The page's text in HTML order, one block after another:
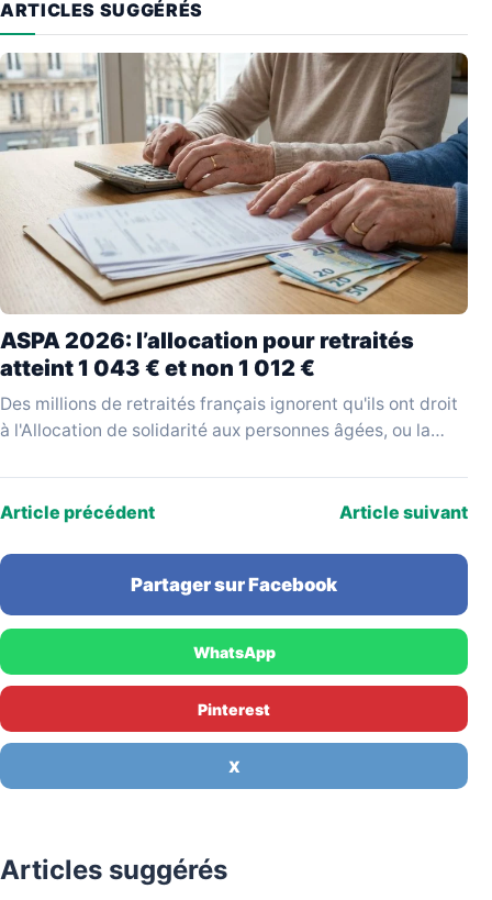
ARTICLES SUGGÉRÉS
ASPA 2026: l’allocation pour retraités
atteint 1 043 € et non 1 012 €
Des millions de retraités français ignorent qu'ils ont droit
à l'Allocation de solidarité aux personnes âgées, ou la
Article précédent Article suivant
Partager sur Facebook
WhatsApp
Pinterest
X
Articles suggérés